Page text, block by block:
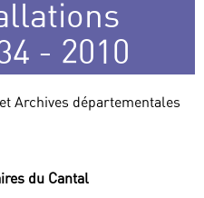
- 2010
Archives départementales
du Cantal